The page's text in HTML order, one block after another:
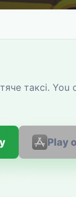
таксі.
Play